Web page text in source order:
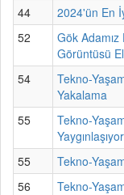
44
2024'ün En
52
Gök Adamız
Görüntüsü
54
Tekno-
Yakalama
55
Tekno-
Yaygınlaşıyor
55
Tekno-
56
Tekno-